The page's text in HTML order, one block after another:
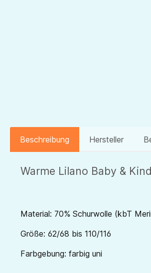
Beschreibung Hersteller
Warme Lilano Baby &
Material: 70% Schurwolle (kbT
Größe: 62/68 bis 110/116
Farbgebung: farbig uni